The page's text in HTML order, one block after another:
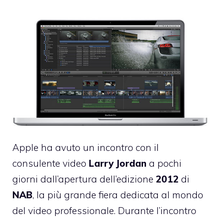
Apple ha avuto un incontro con il
consulente video Larry Jordan a pochi
giorni dall’apertura dell’edizione 2012 di
NAB, la più grande fiera dedicata al mondo
del video professionale. Durante l’incontro